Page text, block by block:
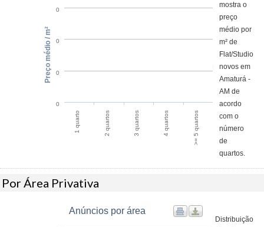
1 quarto 2 quartos 3 quartos 4 quartos >= 5 quartos
0
0
0
0
Preço médio / m²
mostra o
preço
médio por
m² de
Flat/Studio
novos em
Amaturá -
AM de
acordo
com o
número
de
quartos.
Por Área Privativa
Anúncios por área
Distribuição